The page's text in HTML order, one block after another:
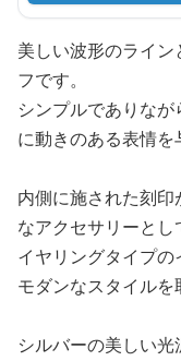
美しい波形のライ
フです。
シンプルでありな
に動きのある表情を
内側に施された刻
なアクセサリーとし
イヤリングタイプ
モダンなスタイルを
シルバーの美しい